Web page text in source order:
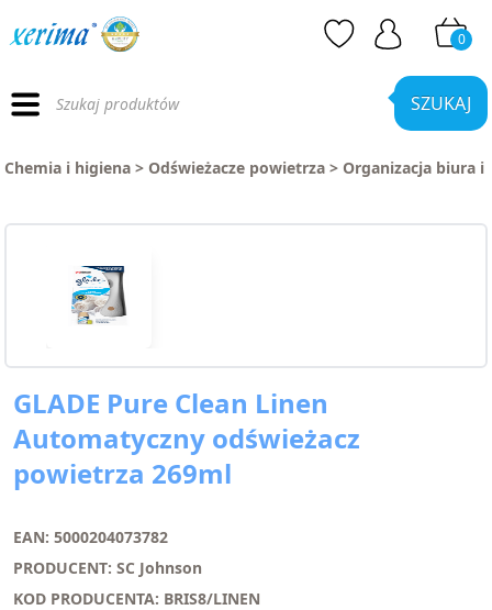
0
produktów SZUKAJ
Chemia i higiena > Odświeżacze powietrza > Organizacja biura i
GLADE Pure Clean Linen
Automatyczny odświeżacz
powietrza 269ml
EAN: 5000204073782
PRODUCENT: SC Johnson
KOD PRODUCENTA: BRIS8/LINEN